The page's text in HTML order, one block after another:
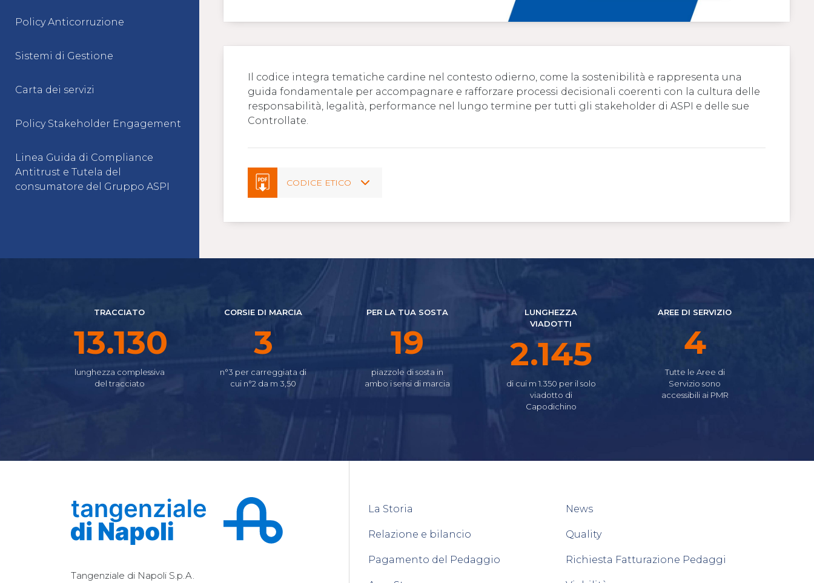
Policy Anticorruzione
Sistemi di Gestione
Carta dei servizi
Policy Stakeholder Engagement
Linea Guida di Compliance
Antitrust e Tutela del
consumatore del Gruppo ASPI
Il codice integra tematiche cardine nel contesto odierno, come la sostenibilità e rappresenta una
guida fondamentale per accompagnare e rafforzare processi decisionali coerenti con la cultura delle
responsabilità, legalità, performance nel lungo termine per tutti gli stakeholder di ASPI e delle sue
Controllate.
CODICE ETICO
TRACCIATO
16.160
lunghezza complessiva
del tracciato
CORSIE DI MARCIA
4
n°3 per carreggiata di
cui n°2 da m 3,50
PER LA TUA SOSTA
24
piazzole di sosta in
ambo i sensi di marcia
LUNGHEZZA
VIADOTTI
2.640
di cui m 1.350 per il solo
viadotto di
Capodichino
AREE DI SERVIZIO
5
Tutte le Aree di
Servizio sono
accessibili ai PMR
Tangenziale di Napoli S.p.A.
La Storia
Relazione e bilancio
Pagamento del Pedaggio
News
Quality
Richiesta Fatturazione Pedaggi